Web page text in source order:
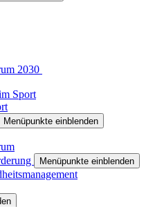
2030
Sport
Menüpunkte einblenden
Menüpunkte einblenden